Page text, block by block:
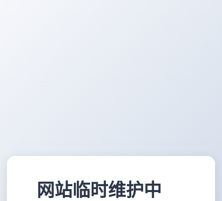
网站临时维护中